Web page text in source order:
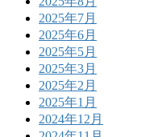
2025年7月
2025年6月
2025年5月
2025年3月
2025年2月
2025年1月
2024年12月